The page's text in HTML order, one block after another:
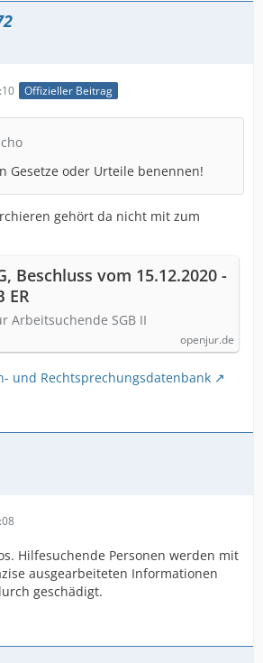
Offizieller Beitrag
Gesetze oder Urteile benennen!
gehört da nicht mit zum
Beschluss vom 15.12.2020 -
ER
Arbeitsuchende SGB II
openjur.de
und Rechtsprechungsdatenbank
Hilfesuchende Personen werden mit
ausgearbeiteten Informationen
geschädigt.